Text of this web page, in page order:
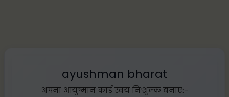
ayushman bharat
अपना आयुष्मान कार्ड स्वयं निःशुल्क बनाएं:-